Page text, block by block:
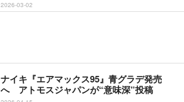
2026-03-02
ナイキ『エアマックス95』青グラデ発売
へ アトモスジャパンが“意味深”投稿